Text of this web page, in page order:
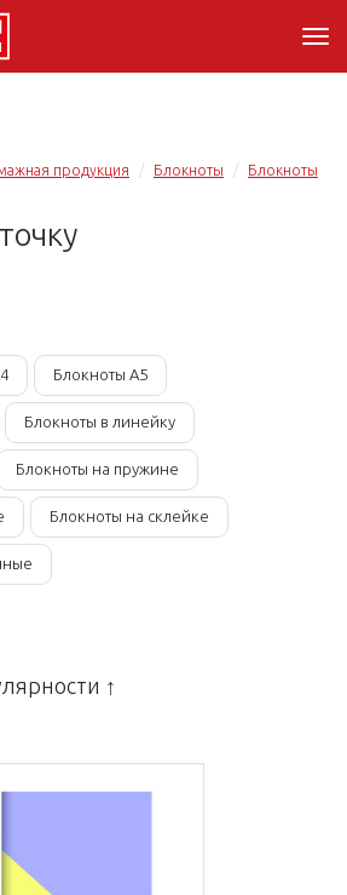
продукция Блокноты
Блокноты
Блокноты А5
Блокноты в линейку
Блокноты на пружине
Блокноты на склейке
↑